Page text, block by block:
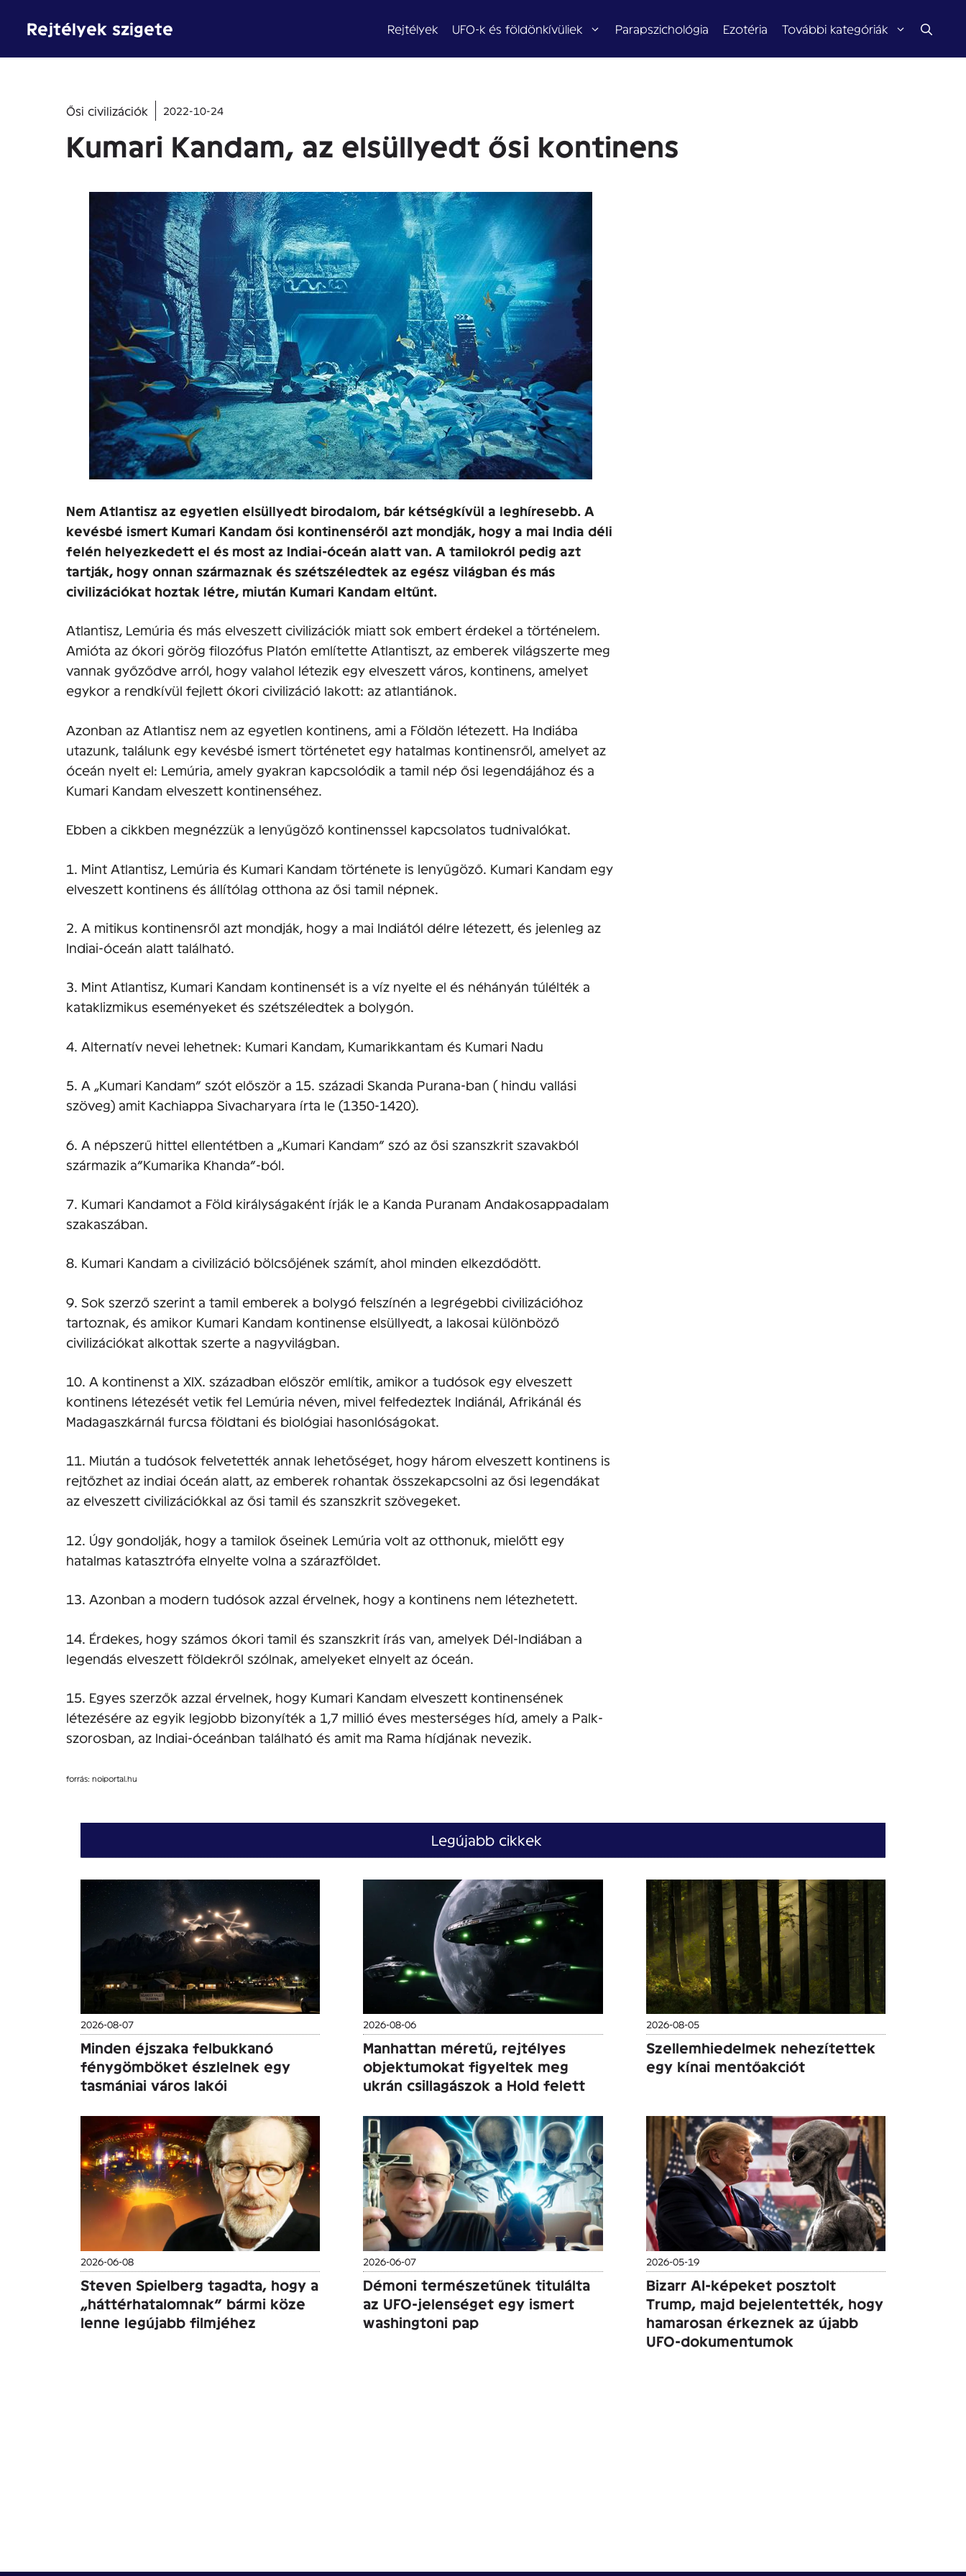
Rejtélyek szigete Rejtélyek UFO-k és földönkívüliek Parapszichológia Ezotéria További kategóriák
Ősi civilizációk 2022-10-24
Kumari Kandam, az elsüllyedt ősi kontinens
Nem Atlantisz az egyetlen elsüllyedt birodalom, bár kétségkívül a leghíresebb. A
kevésbé ismert Kumari Kandam ősi kontinenséről azt mondják, hogy a mai India déli
felén helyezkedett el és most az Indiai-óceán alatt van. A tamilokról pedig azt
tartják, hogy onnan származnak és szétszéledtek az egész világban és más
civilizációkat hoztak létre, miután Kumari Kandam eltűnt.
Atlantisz, Lemúria és más elveszett civilizációk miatt sok embert érdekel a történelem.
Amióta az ókori görög filozófus Platón említette Atlantiszt, az emberek világszerte meg
vannak győződve arról, hogy valahol létezik egy elveszett város, kontinens, amelyet
egykor a rendkívül fejlett ókori civilizáció lakott: az atlantiánok.
Azonban az Atlantisz nem az egyetlen kontinens, ami a Földön létezett. Ha Indiába
utazunk, találunk egy kevésbé ismert történetet egy hatalmas kontinensről, amelyet az
óceán nyelt el: Lemúria, amely gyakran kapcsolódik a tamil nép ősi legendájához és a
Kumari Kandam elveszett kontinenséhez.
Ebben a cikkben megnézzük a lenyűgöző kontinenssel kapcsolatos tudnivalókat.
1. Mint Atlantisz, Lemúria és Kumari Kandam története is lenyűgöző. Kumari Kandam egy
elveszett kontinens és állítólag otthona az ősi tamil népnek.
2. A mitikus kontinensről azt mondják, hogy a mai Indiától délre létezett, és jelenleg az
Indiai-óceán alatt található.
3. Mint Atlantisz, Kumari Kandam kontinensét is a víz nyelte el és néhányán túlélték a
kataklizmikus eseményeket és szétszéledtek a bolygón.
4. Alternatív nevei lehetnek: Kumari Kandam, Kumarikkantam és Kumari Nadu
5. A „Kumari Kandam” szót először a 15. századi Skanda Purana-ban ( hindu vallási
szöveg) amit Kachiappa Sivacharyara írta le (1350-1420).
6. A népszerű hittel ellentétben a „Kumari Kandam” szó az ősi szanszkrit szavakból
származik a”Kumarika Khanda”-ból.
7. Kumari Kandamot a Föld királyságaként írják le a Kanda Puranam Andakosappadalam
szakaszában.
8. Kumari Kandam a civilizáció bölcsőjének számít, ahol minden elkezdődött.
9. Sok szerző szerint a tamil emberek a bolygó felszínén a legrégebbi civilizációhoz
tartoznak, és amikor Kumari Kandam kontinense elsüllyedt, a lakosai különböző
civilizációkat alkottak szerte a nagyvilágban.
10. A kontinenst a XIX. században először említik, amikor a tudósok egy elveszett
kontinens létezését vetik fel Lemúria néven, mivel felfedeztek Indiánál, Afrikánál és
Madagaszkárnál furcsa földtani és biológiai hasonlóságokat.
11. Miután a tudósok felvetették annak lehetőséget, hogy három elveszett kontinens is
rejtőzhet az indiai óceán alatt, az emberek rohantak összekapcsolni az ősi legendákat
az elveszett civilizációkkal az ősi tamil és szanszkrit szövegeket.
12. Úgy gondolják, hogy a tamilok őseinek Lemúria volt az otthonuk, mielőtt egy
hatalmas katasztrófa elnyelte volna a szárazföldet.
13. Azonban a modern tudósok azzal érvelnek, hogy a kontinens nem létezhetett.
14. Érdekes, hogy számos ókori tamil és szanszkrit írás van, amelyek Dél-Indiában a
legendás elveszett földekről szólnak, amelyeket elnyelt az óceán.
15. Egyes szerzők azzal érvelnek, hogy Kumari Kandam elveszett kontinensének
létezésére az egyik legjobb bizonyíték a 1,7 millió éves mesterséges híd, amely a Palk-
szorosban, az Indiai-óceánban található és amit ma Rama hídjának nevezik.
forrás: noiportal.hu
Legújabb cikkek
2026-08-07
Minden éjszaka felbukkanó
fénygömböket észlelnek egy
tasmániai város lakói
2026-08-06
Manhattan méretű, rejtélyes
objektumokat figyeltek meg
ukrán csillagászok a Hold felett
2026-08-05
Szellemhiedelmek nehezítettek
egy kínai mentőakciót
2026-06-08
Steven Spielberg tagadta, hogy a
„háttérhatalomnak” bármi köze
lenne legújabb filmjéhez
2026-06-07
Démoni természetűnek titulálta
az UFO-jelenséget egy ismert
washingtoni pap
2026-05-19
Bizarr AI-képeket posztolt
Trump, majd bejelentették, hogy
hamarosan érkeznek az újabb
UFO-dokumentumok